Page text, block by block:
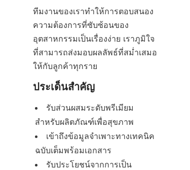
ทีมงานของเราทำให้การตอบสนอง
ความต้องการที่ซับซ้อนของ
อุตสาหกรรมเป็นเรื่องง่าย เราภูมิใจ
ที่สามารถส่งมอบผลลัพธ์ที่สม่ำเสมอ
ให้กับลูกค้าทุกราย
ประเด็นสำคัญ
รับส่วนผสมระดับพรีเมียม
สำหรับผลิตภัณฑ์เพื่อสุขภาพ
เข้าถึงข้อมูลจำเพาะทางเทคนิค
ฉบับเต็มพร้อมเอกสาร
รับประโยชน์จากการเป็น